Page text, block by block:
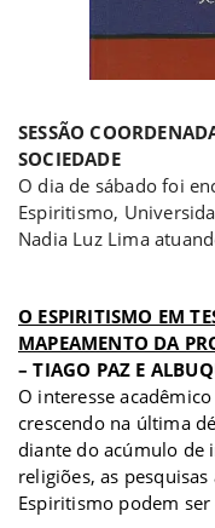
SESSÃO
SOCIEDADE
O dia de sábado foi
Espiritismo,
Nadia Luz Lima
O ESPIRITISMO EM
MAPEAMENTO DA
– TIAGO PAZ E
O interesse
crescendo na última
diante do acúmulo de
religiões, as
Espiritismo podem